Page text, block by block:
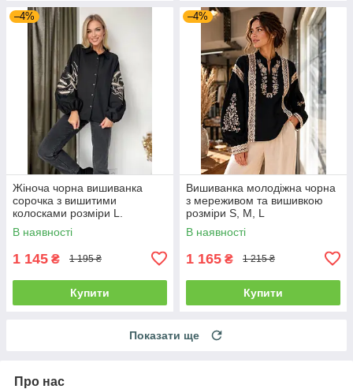
–4%
Жіноча чорна вишиванка
сорочка з вишитими
колосками розміри L.
В наявності
1 145 ₴ 1 195 ₴
Купити
–4%
Вишиванка молодіжна чорна
з мереживом та вишивкою
розміри S, M, L
В наявності
1 165 ₴ 1 215 ₴
Купити
Показати ще
Про нас